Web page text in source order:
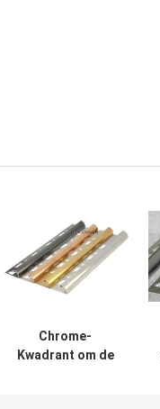
Chrome-
Kwadrant om de